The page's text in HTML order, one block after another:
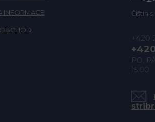
INFORMACE Čištín
+420
PO,
15.00